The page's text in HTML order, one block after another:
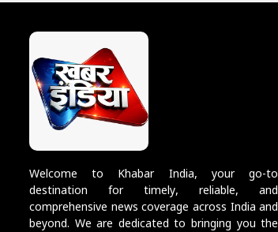
Welcome to Khabar India, your go-to
destination for timely, reliable, and
comprehensive news coverage across India and
beyond. We are dedicated to bringing you the